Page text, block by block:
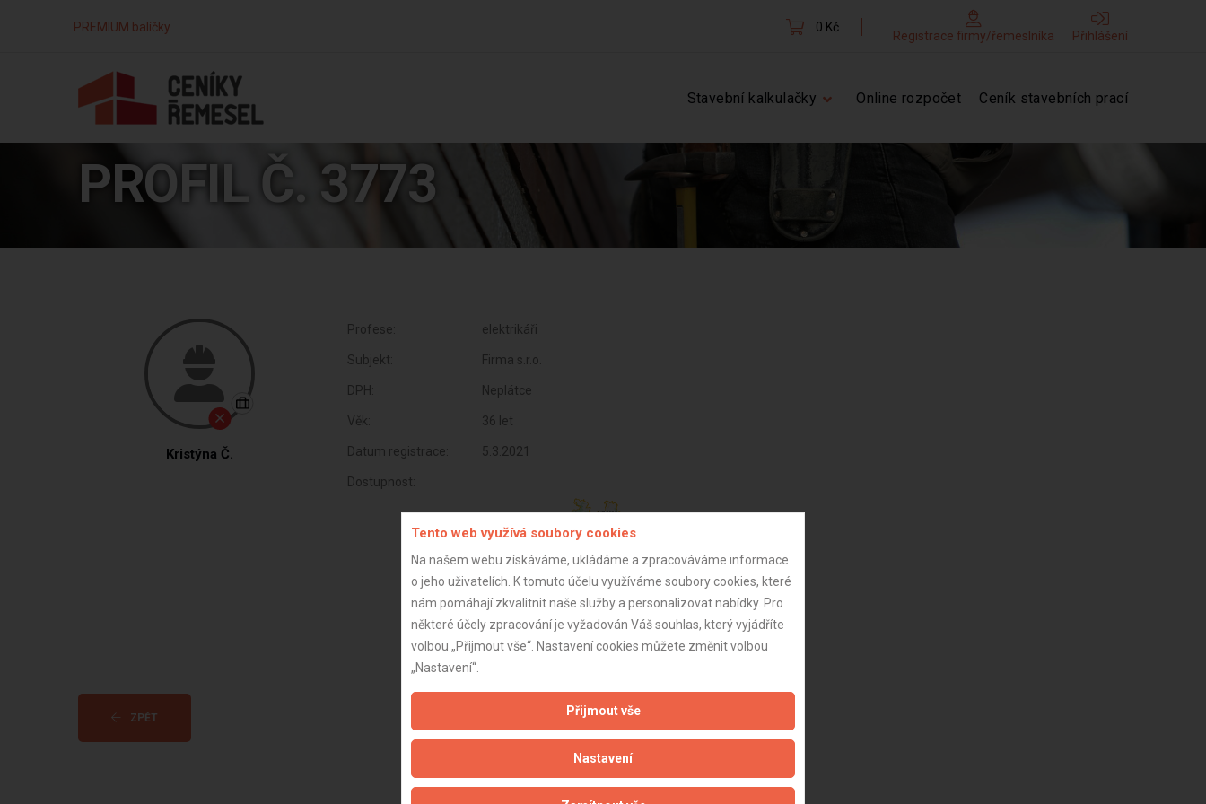
PREMIUM balíčky 0 Kč
Registrace firmy/řemeslníka Přihlášení
Stavební kalkulačky Online rozpočet Ceník stavebních prací
PROFIL Č. 3773
Kristýna Č.
Profese: elektrikáři
Subjekt: Firma s.r.o.
DPH: Neplátce
Věk: 36 let
Datum registrace: 5.3.2021
Dostupnost:
ZPĚT Aktualizováno z portálu ARES dne 03.01.2024 08:15:07
Tento web využívá soubory cookies
Na našem webu získáváme, ukládáme a zpracováváme informace
o jeho uživatelích. K tomuto účelu využíváme soubory cookies, které
nám pomáhají zkvalitnit naše služby a personalizovat nabídky. Pro
některé účely zpracování je vyžadován Váš souhlas, který vyjádříte
volbou „Přijmout vše“. Nastavení cookies můžete změnit volbou
„Nastavení“.
Přijmout vše
Nastavení